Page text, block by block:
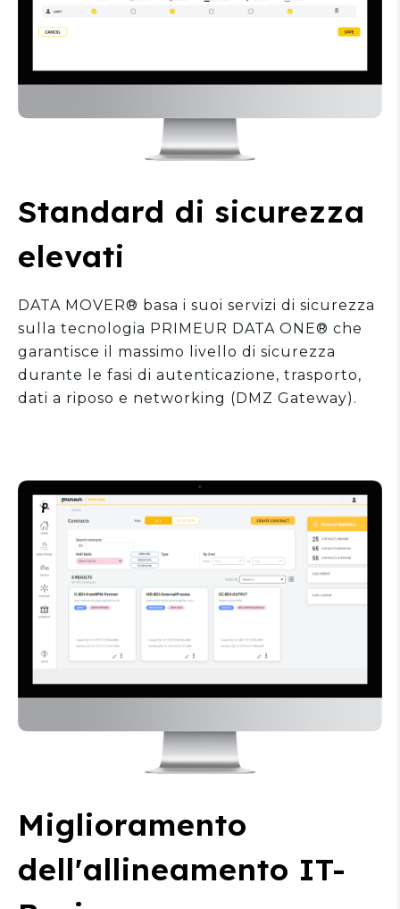
Standard di sicurezza
elevati
DATA MOVER® basa i suoi servizi di sicurezza
sulla tecnologia PRIMEUR DATA ONE® che
garantisce il massimo livello di sicurezza
durante le fasi di autenticazione, trasporto,
dati a riposo e networking (DMZ Gateway).
Miglioramento
dell'allineamento IT-